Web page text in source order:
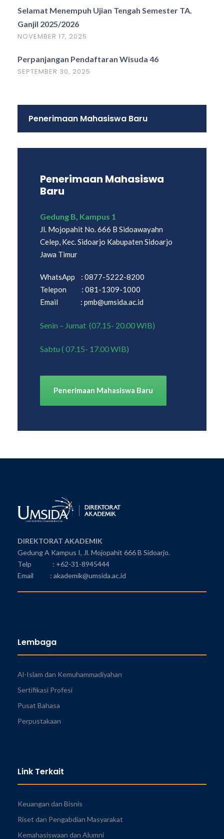
Selamat Menempuh Ujian Tengah Semester TA.
Ganjil 2025/2026
NOVEMBER 17, 2025
Perpanjangan Pendaftaran Wisuda 46
SEPTEMBER 30, 2025
Penerimaan Mahasiswa Baru
Penerimaan Mahasiswa
Baru
Gedung B, Kampus 1
Jl. Mojopahit No. 666 B Sidoawayahn
Celep, Kec. Sidoarjo Kabupaten Sidoarjo
Jawa Timur
WhatsApp : 0877-5222-8200
Telepon : 081-1309-1000
Email : pmb@umsida.ac.id
Senin – Jumat (07.15- 20.00 WIB)
Sabtu ( 07.15- 17.00 WIB)
Penerimaan Mahasiswa Baru
DIREKTORAT AKADEMIK
Gedung A Kampus I, Jl. Mojopahit 666 B Sidoarjo.
Telp : +62-31-8945444
Email : akademik@umsida.ac.id
Lembaga
Al-Islam dan Kemuhammadiyahan
Sertifikasi Profesi
Pusat Bahasa
Perpustakaan
Link Terkait
Keuangan dan Bisnis
Riset dan Pengabdian Masyarakat
Kemahasiswaan dan Alumni